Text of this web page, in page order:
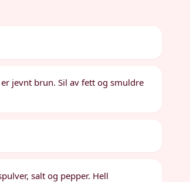
jevnt brun. Sil av fett og smuldre
salt og pepper. Hell